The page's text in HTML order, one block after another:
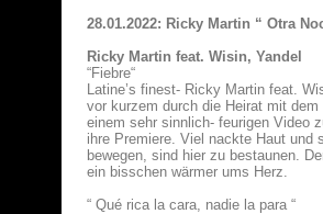
28.01.2022: Ricky Martin “ Otra
Ricky Martin feat. Wisin, Yandel
“Fiebre“
Latine’s finest- Ricky Martin feat.
vor kurzem durch die Heirat mit
einem sehr sinnlich- feurigen Video
ihre Premiere. Viel nackte Haut und
bewegen, sind hier zu bestaunen.
ein bisschen wärmer ums Herz.
“ Qué rica la cara, nadie la para “